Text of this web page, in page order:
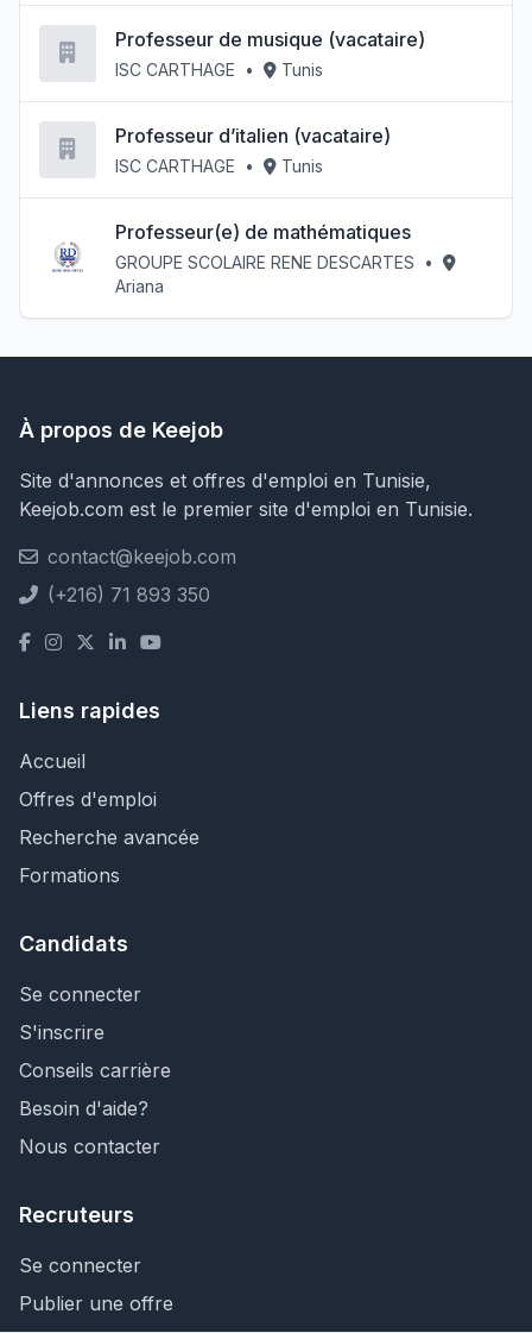
Professeur de musique (vacataire)
ISC CARTHAGE • Tunis
Professeur d’italien (vacataire)
ISC CARTHAGE • Tunis
Professeur(e) de mathématiques
GROUPE SCOLAIRE RENE DESCARTES
•
Ariana
À propos de Keejob
Site d'annonces et offres d'emploi en Tunisie,
Keejob.com est le premier site d'emploi en Tunisie.
contact@keejob.com
(+216) 71 893 350
Liens rapides
Accueil
Offres d'emploi
Recherche avancée
Formations
Candidats
Se connecter
S'inscrire
Conseils carrière
Besoin d'aide?
Nous contacter
Recruteurs
Se connecter
Publier une offre